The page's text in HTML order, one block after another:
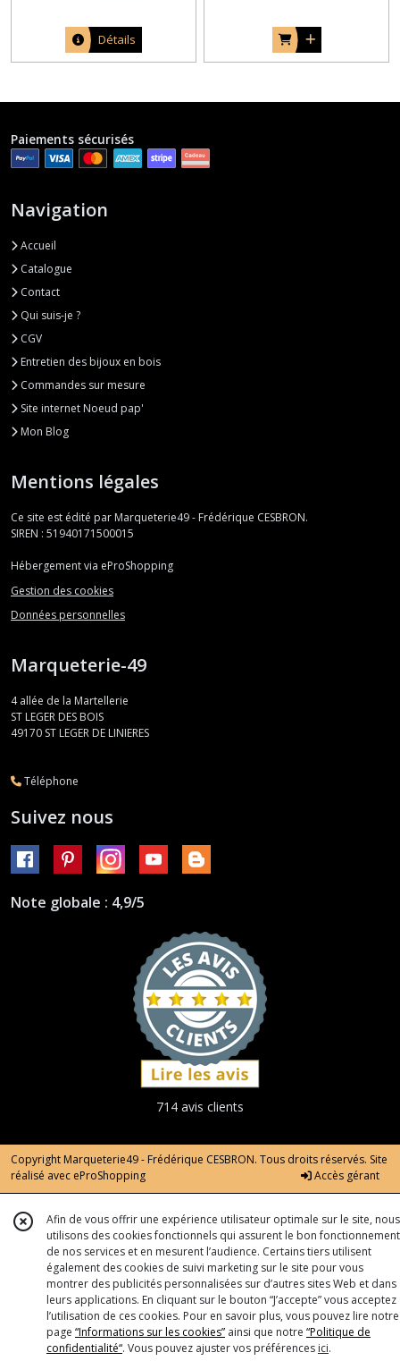
Détails
Paiements sécurisés
Navigation
Accueil
Catalogue
Contact
Qui suis-je ?
CGV
Entretien des bijoux en bois
Commandes sur mesure
Site internet Noeud pap'
Mon Blog
Mentions légales
Ce site est édité par Marqueterie49 - Frédérique CESBRON.
SIREN : 51940171500015
Hébergement via eProShopping
Gestion des cookies
Données personnelles
Marqueterie-49
4 allée de la Martellerie
ST LEGER DES BOIS
49170 ST LEGER DE LINIERES
Téléphone
Suivez nous
Note globale : 4,9/5
714 avis clients
Copyright Marqueterie49 - Frédérique CESBRON. Tous droits réservés. Site
réalisé avec eProShopping Accès gérant
Afin de vous offrir une expérience utilisateur optimale sur le site, nous
utilisons des cookies fonctionnels qui assurent le bon fonctionnement
de nos services et en mesurent l’audience. Certains tiers utilisent
également des cookies de suivi marketing sur le site pour vous
montrer des publicités personnalisées sur d’autres sites Web et dans
leurs applications. En cliquant sur le bouton “J’accepte” vous acceptez
l’utilisation de ces cookies. Pour en savoir plus, vous pouvez lire notre
page “Informations sur les cookies” ainsi que notre “Politique de
confidentialité“. Vous pouvez ajuster vos préférences ici.